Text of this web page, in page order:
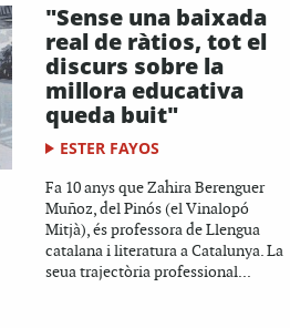
"Sense una baixada
real de ràtios, tot el
discurs sobre la
millora educativa
queda buit"
ESTER FAYOS
Fa 10 anys que Zahira Berenguer
Muñoz, del Pinós (el Vinalopó
Mitjà), és professora de Llengua
catalana i literatura a Catalunya. La
seua trajectòria professional...